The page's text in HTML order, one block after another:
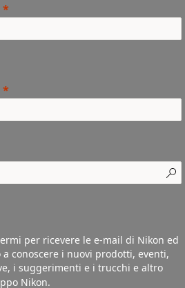
per ricevere le e-mail di Nikon ed
conoscere i nuovi prodotti, eventi,
i suggerimenti e i trucchi e altro
Nikon.